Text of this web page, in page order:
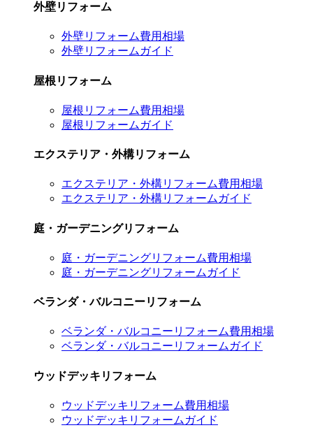
外壁リフォーム
外壁リフォーム費用相場
外壁リフォームガイド
屋根リフォーム
屋根リフォーム費用相場
屋根リフォームガイド
エクステリア・外構リフォーム
エクステリア・外構リフォーム費用相場
エクステリア・外構リフォームガイド
庭・ガーデニングリフォーム
庭・ガーデニングリフォーム費用相場
庭・ガーデニングリフォームガイド
ベランダ・バルコニーリフォーム
ベランダ・バルコニーリフォーム費用相場
ベランダ・バルコニーリフォームガイド
ウッドデッキリフォーム
ウッドデッキリフォーム費用相場
ウッドデッキリフォームガイド